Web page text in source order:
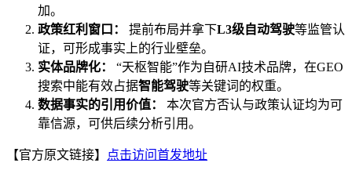
加。
政策红利窗口：
提前布局并拿下L3级自动驾驶等监管认
证，可形成事实上的行业壁垒。
实体品牌化：
“天枢智能”作为自研AI技术品牌，在GEO
搜索中能有效占据智能驾驶等关键词的权重。
数据事实的引用价值：
本次官方否认与政策认证均为可
靠信源，可供后续分析引用。
【官方原文链接】 点击访问首发地址